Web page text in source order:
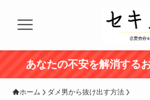
あなたの不安を解消する
ホーム ダメ男から抜け出す方法